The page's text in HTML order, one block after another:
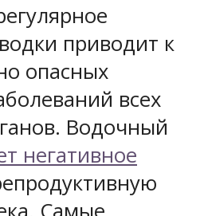
приводит к
опасных
всех
Водочный
негативное